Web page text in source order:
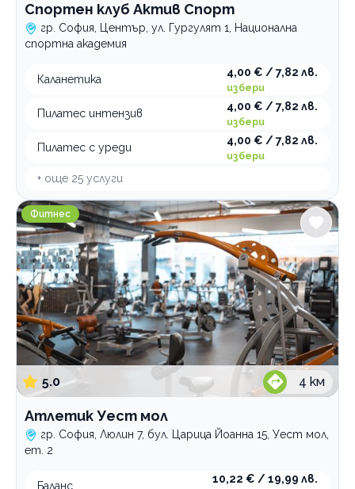
Спортен клуб Актив Спорт
гр. София, Център, ул. Гургулят 1, Национална
спортна академия
Каланетика
4,00 € / 7,82 лв.
избери
Пилатес интензив
4,00 € / 7,82 лв.
избери
Пилатес с уреди
4,00 € / 7,82 лв.
избери
+ още 25 услуги
Атлетик Уест мол
Фитнес
5.0 4 км
Атлетик Уест мол
гр. София, Люлин 7, бул. Царица Йоанна 15, Уест мол,
ет. 2
Баланс
10,22 € / 19,99 лв.